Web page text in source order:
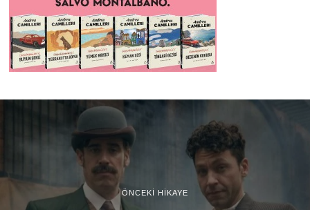
ÖNCEKI HIKAYE